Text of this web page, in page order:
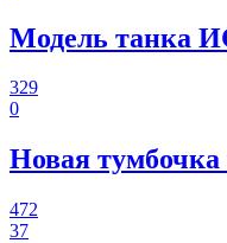
Модель танка
329
0
Новая тумбочка
472
37